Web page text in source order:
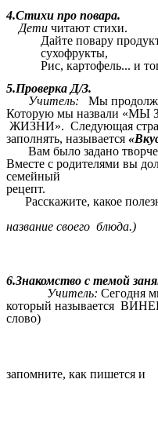
4.Стихи про повара.
Дети читают стихи.
Дайте повару
сухофрукты,
Рис, картофель... и
5.Проверка Д/З.
Учитель: Мы
Которую мы назвали
ЖИЗНИ». Следующая
заполнять, называется
Вам было задано
Вместе с родителями вы
семейный
рецепт.
Расскажите, какое
название своего блюда.)
6.Знакомство с темой
Учитель: Сегодня
который называется
слово)
запомните, как